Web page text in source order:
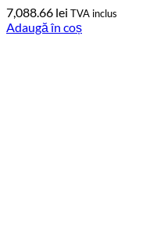
7,088.66 lei TVA inclus
Adaugă în coș